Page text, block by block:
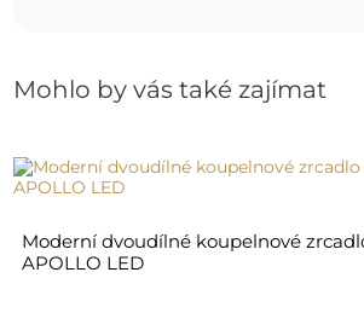
Mohlo by vás také zajímat
Moderní dvoudílné koupelnové
APOLLO LED